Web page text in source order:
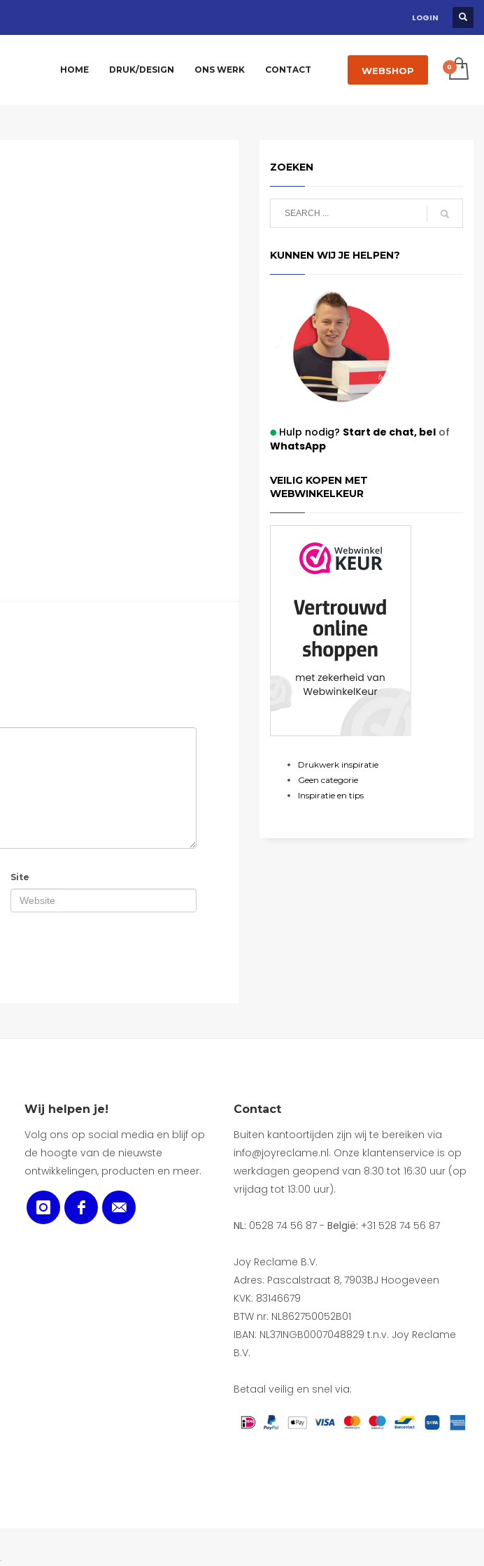
LOGIN
HOME DRUK/DESIGN ONS WERK CONTACT WEBSHOP
Site
ZOEKEN
KUNNEN WIJ JE HELPEN?
Hulp nodig? Start de chat,belof
WhatsApp
VEILIG KOPEN MET
WEBWINKELKEUR
Drukwerk inspiratie
Geen categorie
Inspiratie en tips
Wij helpen je!
Volg ons op social media en blijf op
de hoogte van de nieuwste
ontwikkelingen, producten en meer.
Contact
Buiten kantoortijden zijn wij te bereiken via
info@joyreclame.nl. Onze klantenservice is op
werkdagen geopend van 8:30 tot 16:30 uur (op
vrijdag tot 13:00 uur).
NL: 0528 74 56 87 - België: +31 528 74 56 87
Joy Reclame B.V.
Adres: Pascalstraat 8, 7903BJ Hoogeveen
KVK: 83146679
BTW nr: NL862750052B01
IBAN: NL37INGB0007048829 t.n.v. Joy Reclame
B.V.
Betaal veilig en snel via: